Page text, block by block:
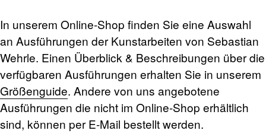
In unserem Online-Shop finden Sie eine Auswahl
an Ausführungen der Kunstarbeiten von Sebastian
Wehrle. Einen Überblick & Beschreibungen über die
verfügbaren Ausführungen erhalten Sie in unserem
Größenguide. Andere von uns angebotene
Ausführungen die nicht im Online-Shop erhältlich
sind, können per E-Mail bestellt werden.